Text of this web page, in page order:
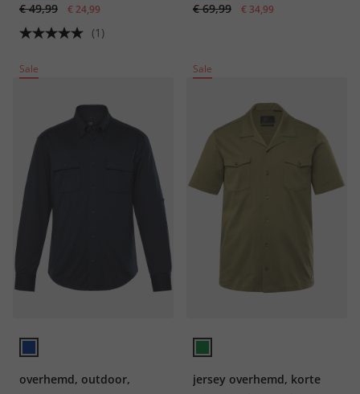
gecertificeerd biologisch
katoen, tot 7XL
€ 49,99 € 24,99
(1)
Modern Fit
€ 69,99 € 34,99
Sale
overhemd, outdoor,
Sale
jersey overhemd, korte